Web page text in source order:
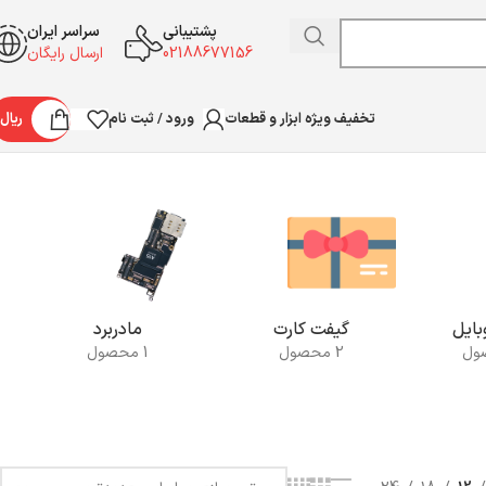
پشتیبانی
02188677156
سراسر ایران
ارسال رایگان
تخفیف ویژه ابزار و قطعات ورود / ثبت نام ریال
نمایش یک نتیجه
گیفت کارت
2 محصول
مادربرد
1 محصول